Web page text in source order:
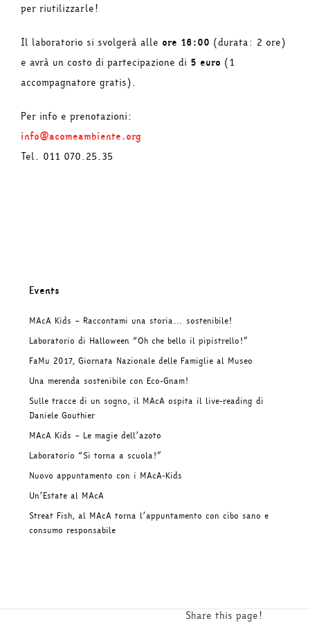
per riutilizzarle!
Il laboratorio si svolgerà alle ore 16:00 (durata: 2 ore)
e avrà un costo di partecipazione di 5 euro (1
accompagnatore gratis).
Per info e prenotazioni:
info@acomeambiente.org
Tel. 011 070.25.35
Events
MAcA Kids – Raccontami una storia… sostenibile!
Laboratorio di Halloween “Oh che bello il pipistrello!”
FaMu 2017, Giornata Nazionale delle Famiglie al Museo
Una merenda sostenibile con Eco-Gnam!
Sulle tracce di un sogno, il MAcA ospita il live-reading di
Daniele Gouthier
MAcA Kids – Le magie dell’azoto
Laboratorio “Si torna a scuola!”
Nuovo appuntamento con i MAcA-Kids
Un’Estate al MAcA
Streat Fish, al MAcA torna l’appuntamento con cibo sano e
consumo responsabile
Share this page!